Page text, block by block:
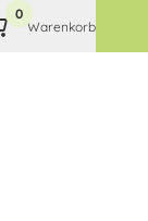
0
Warenkorb